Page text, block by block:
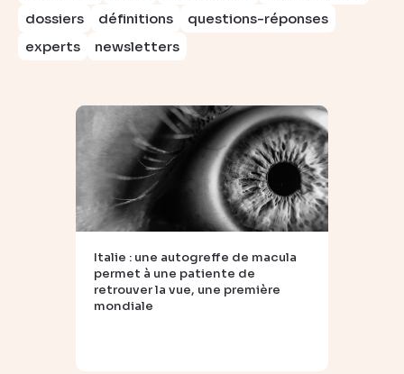
dossiers
définitions
questions-réponses
experts
newsletters
Italie : une autogreffe de macula
permet à une patiente de
retrouver la vue, une première
mondiale